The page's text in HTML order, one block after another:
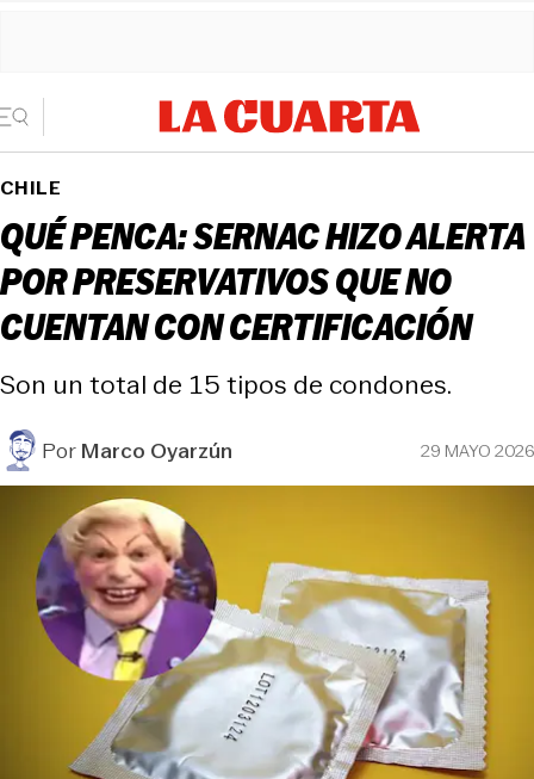
CHILE
QUÉ PENCA: SERNAC HIZO ALERTA
POR PRESERVATIVOS QUE NO
CUENTAN CON CERTIFICACIÓN
Son un total de 15 tipos de condones.
PorMarco Oyarzún 29 MAYO 2026